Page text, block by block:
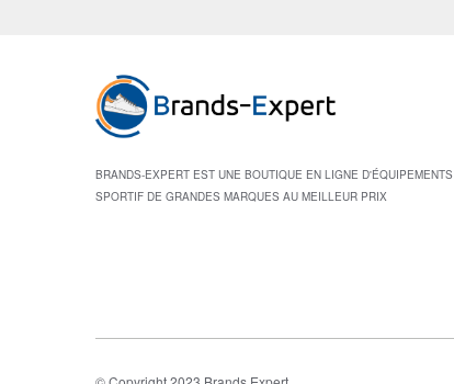
BRANDS-EXPERT EST UNE BOUTIQUE EN LIGNE D'ÉQUIPEMENTS
SPORTIF DE GRANDES MARQUES AU MEILLEUR PRIX